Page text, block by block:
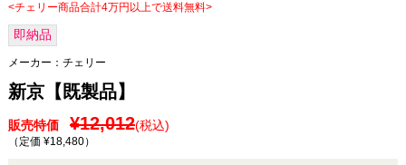
<チェリー商品合計4万円以上で送料無料>
即納品
メーカー： チェリー
新京【既製品】
販売特価 ¥12,012(税込)
（定価 ¥18,480）